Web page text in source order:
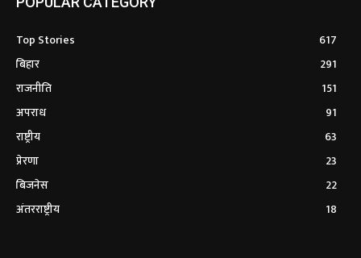
Top Stories
617
बिहार
291
राजनीति
151
अपराध
91
राष्ट्रीय
63
प्रेरणा
23
बिजनेस
22
अंतरराष्ट्रीय
18